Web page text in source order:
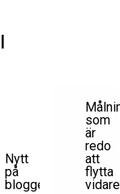
Nytt
på
bloggen...
som
är
redo
att
flytta
vidare